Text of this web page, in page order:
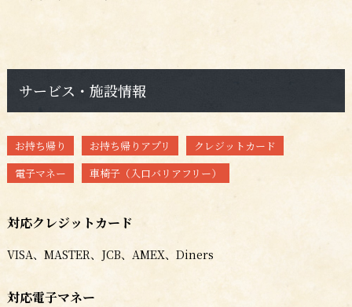
サービス・施設情報
お持ち帰り お持ち帰りアプリ
クレジットカード
電子マネー
車椅子（入口バリアフリー）
対応クレジットカード
VISA、MASTER、JCB、AMEX、Diners
対応電子マネー